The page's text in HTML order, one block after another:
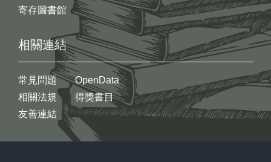
寄存圖書館
相關連結
常見問題
相關法規
友善連結
OpenData
得獎書目